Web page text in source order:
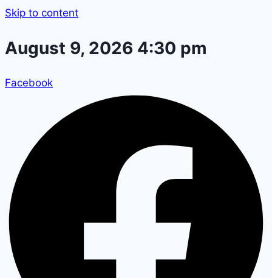
Skip to content
August 9, 2026 4:30 pm
Facebook